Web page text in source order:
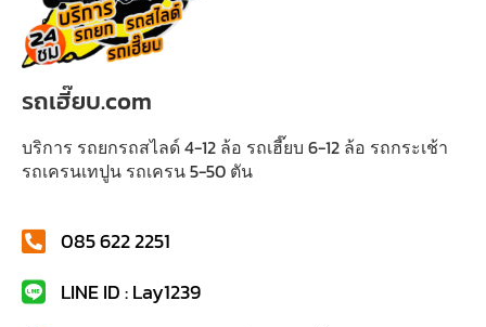
รถเฮี๊ยบ.com
บริการ รถยกรถสไลด์ 4-12 ล้อ รถเฮี๊ยบ 6-12 ล้อ รถกระเช้า
รถเครนเทปูน รถเครน 5-50 ตัน
085 622 2251
LINE ID : Lay1239